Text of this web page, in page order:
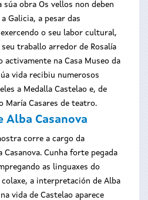
súa obra Os vellos non deben
Galicia, a pesar das
o seu labor cultural,
traballo arredor de Rosalía
activamente na Casa Museo da
vida recibiu numerosos
a Medalla Castelao e, de
María Casares de teatro.
Alba Casanova
corre a cargo da
Cunha forte pegada
as linguaxes do
a interpretación de Alba
vida de Castelao aparece